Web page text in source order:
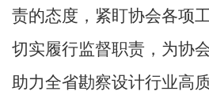
责的态度，紧盯协会各项
切实履行监督职责，为协
助力全省勘察设计行业高